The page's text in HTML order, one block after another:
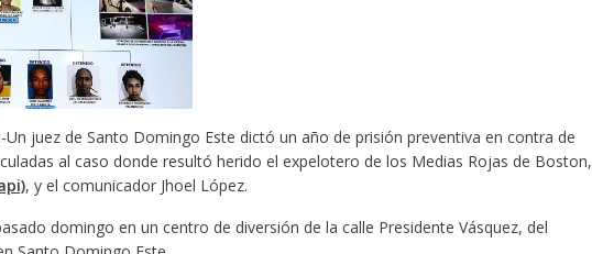
Un juez de Santo Domingo Este dictó un año de prisión preventiva en contra de
al caso donde resultó herido el expelotero de los Medias Rojas de Boston,
, y el comunicador Jhoel López.
domingo en un centro de diversión de la calle Presidente Vásquez, del